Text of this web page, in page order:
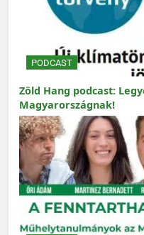
PODCAST
Zöld Hang podcast:
Magyarországnak!